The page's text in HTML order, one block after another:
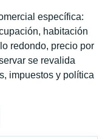
específica:
habitación
redondo, precio por
se revalida
impuestos y política